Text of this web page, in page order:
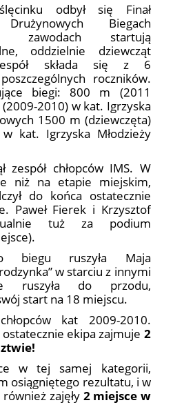
odbył się Finał
Biegach
zawodach startują
oddzielnie dziewcząt
składa się z 6
roczników.
biegi: 800 m (2011
2010) w kat. Igrzyska
1500 m (dziewczęta)
kat. Igrzyska Młodzieży
zespół chłopców IMS. W
niż na etapie miejskim,
do końca ostatecznie
Paweł Fierek i Krzysztof
tuż za podium
biegu ruszyła Maja
w starciu z innymi
ruszyła do przodu,
start na 18 miejscu.
kat 2009-2010.
ekipa zajmuje 2
w tej samej kategorii,
osiągniętego rezultatu, i w
zajęły 2 miejsce w